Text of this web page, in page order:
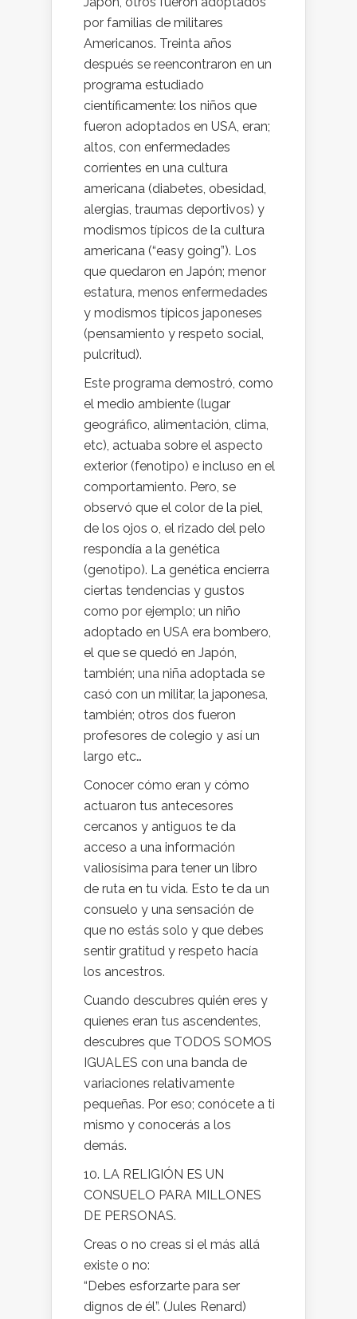
por familias de militares
Americanos. Treinta años
después se reencontraron en un
programa estudiado
científicamente: los niños que
fueron adoptados en USA, eran;
altos, con enfermedades
corrientes en una cultura
americana (diabetes, obesidad,
alergias, traumas deportivos) y
modismos típicos de la cultura
americana (“easy going”). Los
que quedaron en Japón; menor
estatura, menos enfermedades
y modismos típicos japoneses
(pensamiento y respeto social,
pulcritud).
Este programa demostró, como
el medio ambiente (lugar
geográfico, alimentación, clima,
etc), actuaba sobre el aspecto
exterior (fenotipo) e incluso en el
comportamiento. Pero, se
observó que el color de la piel,
de los ojos o, el rizado del pelo
respondía a la genética
(genotipo). La genética encierra
ciertas tendencias y gustos
como por ejemplo; un niño
adoptado en USA era bombero,
el que se quedó en Japón,
también; una niña adoptada se
casó con un militar, la japonesa,
también; otros dos fueron
profesores de colegio y así un
largo etc…
Conocer cómo eran y cómo
actuaron tus antecesores
cercanos y antiguos te da
acceso a una información
valiosísima para tener un libro
de ruta en tu vida. Esto te da un
consuelo y una sensación de
que no estás solo y que debes
sentir gratitud y respeto hacía
los ancestros.
Cuando descubres quién eres y
quienes eran tus ascendentes,
descubres que TODOS SOMOS
IGUALES con una banda de
variaciones relativamente
pequeñas. Por eso; conócete a ti
mismo y conocerás a los
demás.
10. LA RELIGIÓN ES UN
CONSUELO PARA MILLONES
DE PERSONAS.
Creas o no creas si el más allá
existe o no:
“Debes esforzarte para ser
dignos de él”. (Jules Renard)